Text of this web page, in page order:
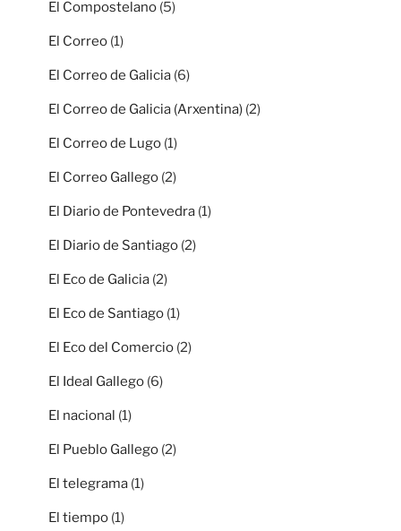
El Compostelano (5)
El Correo (1)
El Correo de Galicia (6)
El Correo de Galicia (Arxentina) (2)
El Correo de Lugo (1)
El Correo Gallego (2)
El Diario de Pontevedra (1)
El Diario de Santiago (2)
El Eco de Galicia (2)
El Eco de Santiago (1)
El Eco del Comercio (2)
El Ideal Gallego (6)
El nacional (1)
El Pueblo Gallego (2)
El telegrama (1)
El tiempo (1)